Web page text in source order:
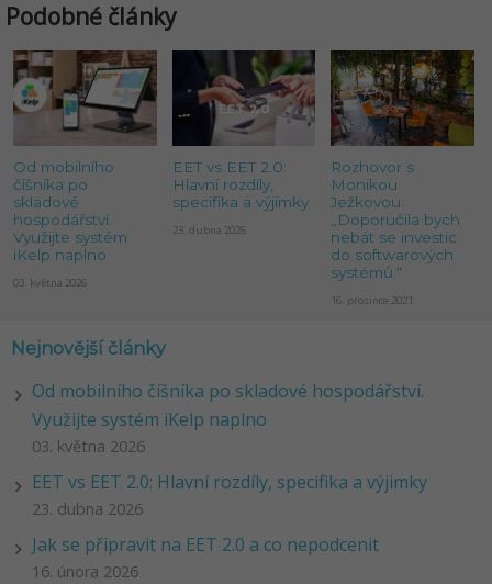
Podobné články
Od mobilního
číšníka po
skladové
hospodářství.
Využijte systém
iKelp naplno
03. května 2026
EET vs EET 2.0:
Hlavní rozdíly,
specifika a výjimky
23. dubna 2026
Rozhovor s
Monikou
Ježkovou:
„Doporučila bych
nebát se investic
do softwarových
systémů.“
16. prosince 2021
Nejnovější články
Od mobilního číšníka po skladové hospodářství.
Využijte systém iKelp naplno
03. května 2026
EET vs EET 2.0: Hlavní rozdíly, specifika a výjimky
23. dubna 2026
Jak se připravit na EET 2.0 a co nepodcenit
16. února 2026